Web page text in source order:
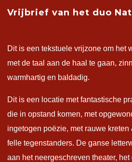
Vrijbrief van het duo
Dit is een tekstuele vrijzone om het
met de taal aan de haal te gaan,
warmhartig en baldadig.
Dit is een locatie met fantastische
die in opstand komen, met
ingetogen poëzie, met rauwe
felle tegenstanders. De ganse
aan het neergeschreven theater,